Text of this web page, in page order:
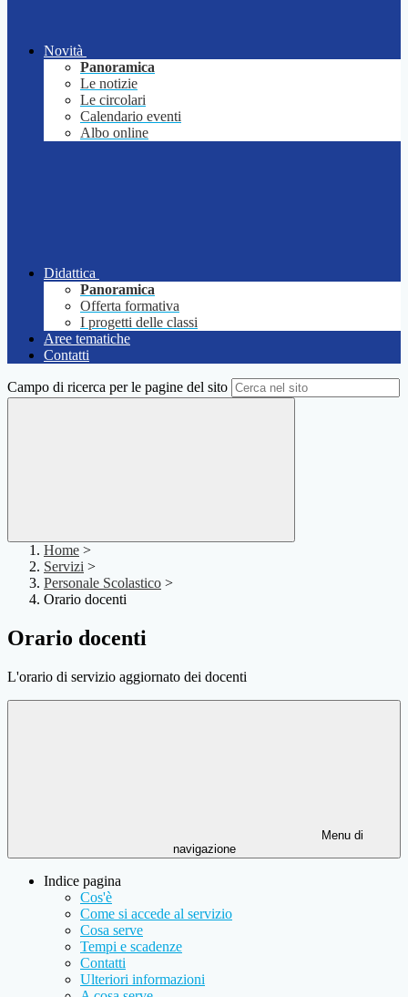
Novità
Panoramica
Le notizie
Le circolari
Calendario eventi
Albo online
Didattica
Panoramica
Offerta formativa
I progetti delle classi
Aree tematiche
Contatti
Campo di ricerca per le pagine del sito
Home >
Servizi >
Personale Scolastico >
Orario docenti
Orario docenti
L'orario di servizio aggiornato dei docenti
Menu di
navigazione
Indice pagina
Cos'è
Come si accede al servizio
Cosa serve
Tempi e scadenze
Contatti
Ulteriori informazioni